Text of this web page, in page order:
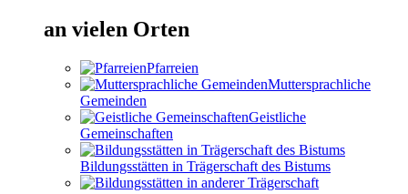
an vielen Orten
Pfarreien
Muttersprachliche
Gemeinden
Geistliche
Gemeinschaften
Bildungsstätten in Trägerschaft des Bistums